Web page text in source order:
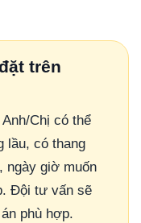
trên
Chị có thể
lầu, có thang
ngày giờ muốn
Đội tư vấn sẽ
phù hợp.